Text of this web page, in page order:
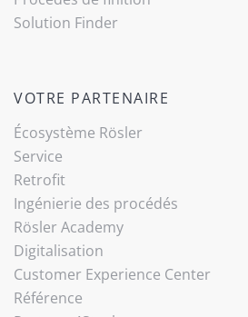
Solution Finder
VOTRE PARTENAIRE
Écosystème Rösler
Service
Retrofit
Ingénierie des procédés
Rösler Academy
Digitalisation
Customer Experience Center
Référence